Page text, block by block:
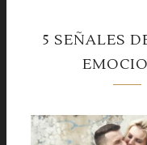
5 SEÑALES